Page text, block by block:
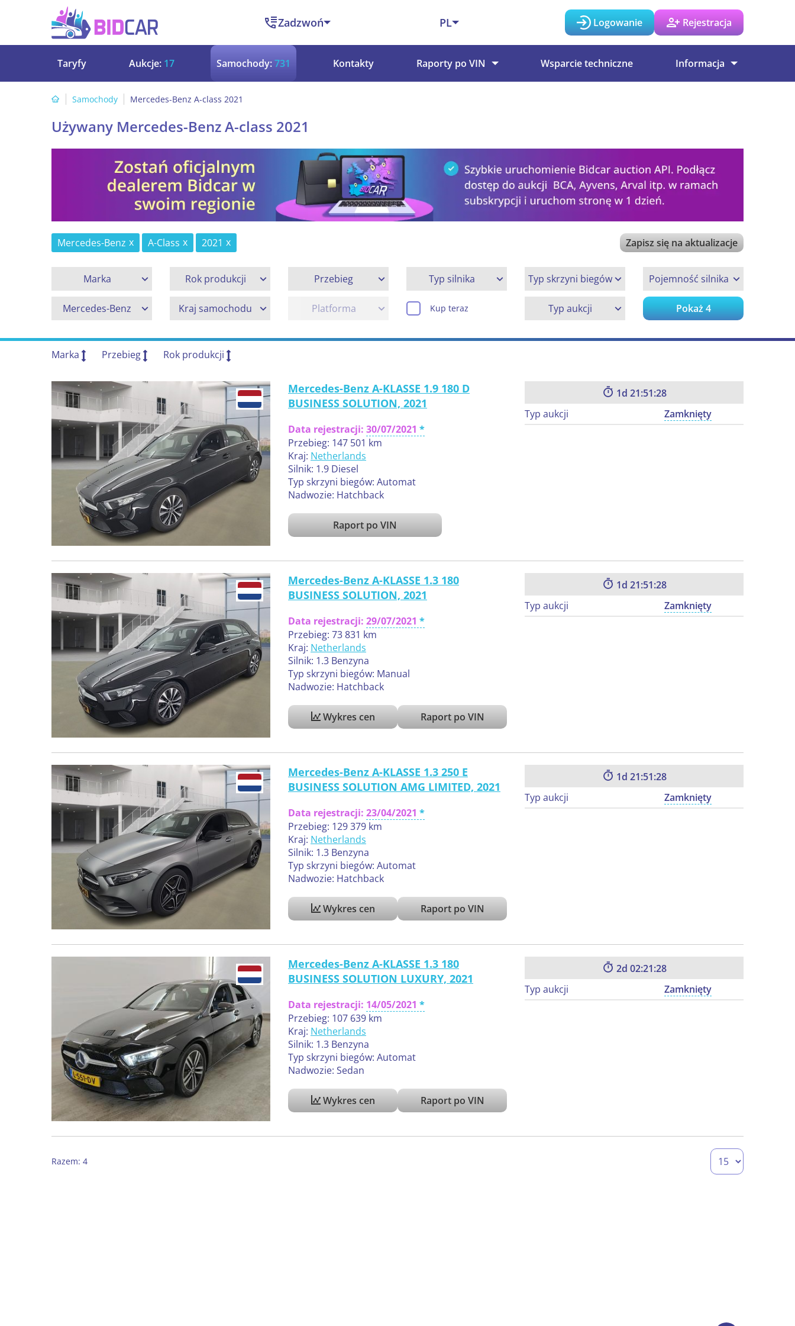
Zadzwoń PL Logowanie Rejestracja
Taryfy Aukcje: 17 Samochody:731 Kontakty Raporty po VIN Wsparcie techniczne Informacja
Samochody Mercedes-Benz A-class 2021
Używany Mercedes-Benz A-class 2021
Mercedes-Benz A-Class 2021 Zapisz się na aktualizacje
Marka
Mercedes-Benz
Rok produkcji Przebieg Typ silnika Typ skrzyni biegów Pojemność silnika
Kraj samochodu Platforma Kup teraz Typ aukcji Pokaż4
Marka Przebieg Rok produkcji
Mercedes-Benz A-KLASSE 1.9 180 D
BUSINESS SOLUTION, 2021
Data rejestracji: 30/07/2021
Przebieg: 147 501 km
Kraj: Netherlands
Silnik: 1.9 Diesel
Typ skrzyni biegów: Automat
Nadwozie: Hatchback
Raport po VIN
1
21:51:27
Typ aukcji
Zamknięty
Mercedes-Benz A-KLASSE 1.3 180
BUSINESS SOLUTION, 2021
Data rejestracji: 29/07/2021
Przebieg: 73 831 km
Kraj: Netherlands
Silnik: 1.3 Benzyna
Typ skrzyni biegów: Manual
Nadwozie: Hatchback
Wykres cen Raport po VIN
1
21:51:27
Typ aukcji
Zamknięty
Mercedes-Benz A-KLASSE 1.3 250 E
BUSINESS SOLUTION AMG LIMITED, 2021
Data rejestracji: 23/04/2021
Przebieg: 129 379 km
Kraj: Netherlands
Silnik: 1.3 Benzyna
Typ skrzyni biegów: Automat
Nadwozie: Hatchback
Wykres cen Raport po VIN
1
21:51:27
Typ aukcji
Zamknięty
Mercedes-Benz A-KLASSE 1.3 180
BUSINESS SOLUTION LUXURY, 2021
Data rejestracji: 14/05/2021
Przebieg: 107 639 km
Kraj: Netherlands
Silnik: 1.3 Benzyna
Typ skrzyni biegów: Automat
Nadwozie: Sedan
Wykres cen Raport po VIN
2
02:21:27
Typ aukcji
Zamknięty
Razem: 4